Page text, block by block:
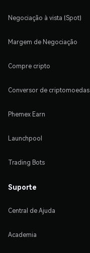
Negociação à vista (Spot)
Margem de Negociação
Compre cripto
Conversor de criptomoedas
Phemex Earn
Launchpool
Trading Bots
Suporte
Central de Ajuda
Academia